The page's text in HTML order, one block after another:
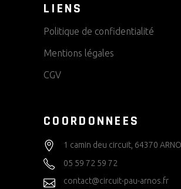
LIENS
Politique de confidentialité
Mentions légales
CGV
COORDONNEES
1 camin deu circuit, 64370
05 59 72 59 72
contact@circuit-pau-arnos.fr